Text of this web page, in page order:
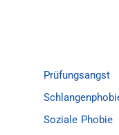
Prüfungsangst
Soziale Phobie